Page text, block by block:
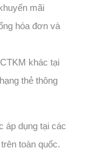
mãi
hóa đơn và
khác tại
thẻ thông
áp dụng tại các
toàn quốc.